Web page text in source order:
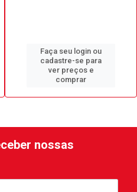
Faça seu login ou
cadastre-se para
ver preços e
comprar
nossas